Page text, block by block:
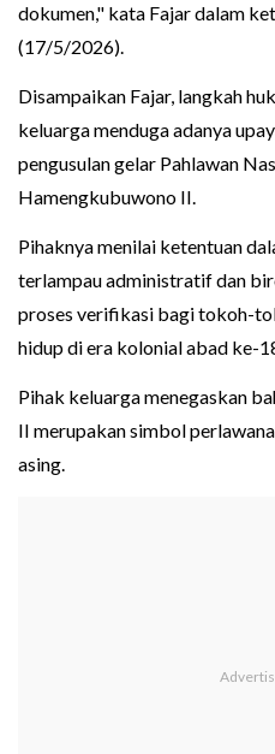
dokumen," kata Fajar dalam
(17/5/2026).
Disampaikan Fajar, langkah
keluarga menduga adanya
pengusulan gelar Pahlawan
Hamengkubuwono II.
Pihaknya menilai ketentuan
terlampau administratif dan
proses verifikasi bagi tokoh-
hidup di era kolonial abad ke-
Pihak keluarga menegaskan
II merupakan simbol
asing.